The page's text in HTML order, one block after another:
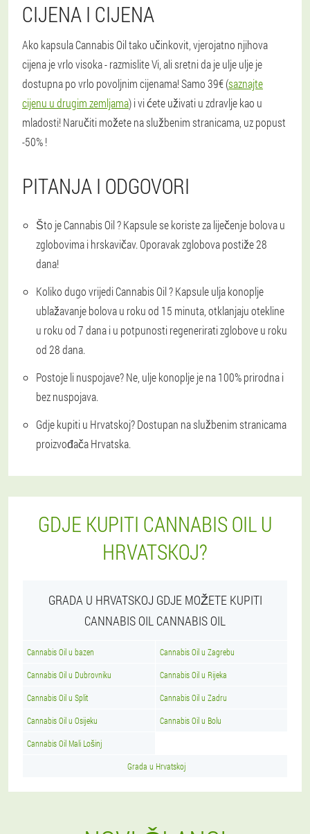
CIJENA I CIJENA
Ako kapsula Cannabis Oil tako učinkovit, vjerojatno njihova
cijena je vrlo visoka - razmislite Vi, ali sretni da je ulje ulje je
dostupna po vrlo povoljnim cijenama! Samo 39€ (saznajte
cijenu u drugim zemljama) i vi ćete uživati u zdravlje kao u
mladosti! Naručiti možete na službenim stranicama, uz popust
-50% !
PITANJA I ODGOVORI
Što je Cannabis Oil ?Kapsule se koriste za liječenje bolova u
zglobovima i hrskavičav. Oporavak zglobova postiže 28
dana!
Koliko dugo vrijedi Cannabis Oil ?Kapsule ulja konoplje
ublažavanje bolova u roku od 15 minuta, otklanjaju otekline
u roku od 7 dana i u potpunosti regenerirati zglobove u roku
od 28 dana.
Postoje li nuspojave?Ne, ulje konoplje je na 100% prirodna i
bez nuspojava.
Gdje kupiti u Hrvatskoj?Dostupan na službenim stranicama
proizvođača Hrvatska.
GDJE KUPITI CANNABIS OIL U
HRVATSKOJ?
GRADA U HRVATSKOJ GDJE MOŽETE KUPITI
CANNABIS OIL CANNABIS OIL
Cannabis Oil u bazen Cannabis Oil u Zagrebu
Cannabis Oil u Dubrovniku Cannabis Oil u Rijeka
Cannabis Oil u Split Cannabis Oil u Zadru
Cannabis Oil u Osijeku Cannabis Oil u Bolu
Cannabis Oil Mali Lošinj
Grada u Hrvatskoj